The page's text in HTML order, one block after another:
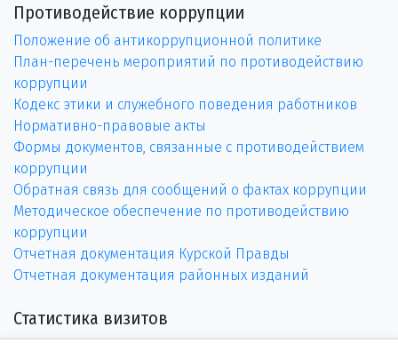
Противодействие коррупции
Положение об антикоррупционной политике
План-перечень мероприятий по противодействию
коррупции
Кодекс этики и служебного поведения работников
Нормативно-правовые акты
Формы документов, связанные с противодействием
коррупции
Обратная связь для сообщений о фактах коррупции
Методическое обеспечение по противодействию
коррупции
Отчетная документация Курской Правды
Отчетная документация районных изданий
Статистика визитов